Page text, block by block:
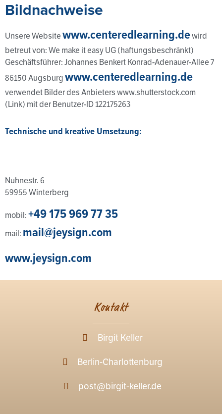
Bildnachweise
Unsere Websitewww.centeredlearning.dewird
betreut von: We make it easy UG (haftungsbeschränkt)
Geschäftsführer: Johannes Benkert Konrad-Adenauer-Allee 7
86150 Augsburgwww.centeredlearning.de
verwendet Bilder des Anbieters www.shutterstock.com
(Link) mit der Benutzer-ID 122175263
Technische und kreative Umsetzung:
Nuhnestr. 6
59955 Winterberg
mobil:+49 175 969 77 35
mail: mail@jeysign.com
www.jeysign.com
Kontakt
Birgit Keller
Berlin-Charlottenburg
post@birgit-keller.de